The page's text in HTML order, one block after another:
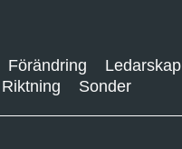
Förändring
Ledarskap
Riktning Sonder